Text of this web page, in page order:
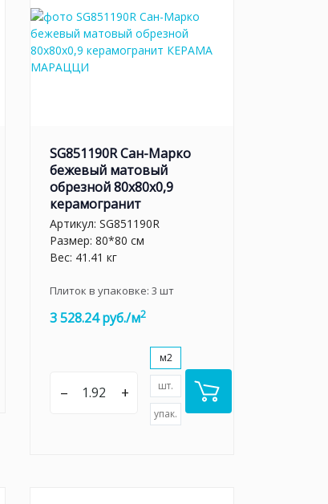
SG851190R Сан-Марко
бежевый матовый
обрезной 80x80x0,9
керамогранит
Артикул: SG851190R
Размер: 80*80 см
Вес: 41.41 кг
Плиток в упаковке: 3 шт
3 528.24 руб./м2
– +
м2
шт.
упак.